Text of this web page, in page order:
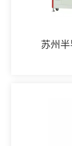
苏州